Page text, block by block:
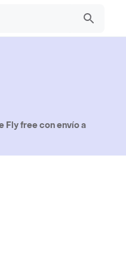
Fly free con envío a